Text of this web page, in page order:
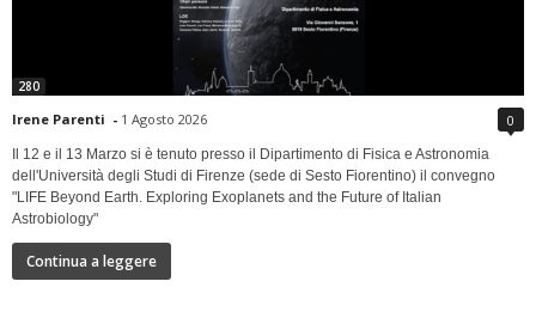
280
Irene Parenti - 1 Agosto 2026 0
Il 12 e il 13 Marzo si è tenuto presso il Dipartimento di Fisica e Astronomia
dell'Università degli Studi di Firenze (sede di Sesto Fiorentino) il convegno
"LIFE Beyond Earth. Exploring Exoplanets and the Future of Italian
Astrobiology"
Continua a leggere